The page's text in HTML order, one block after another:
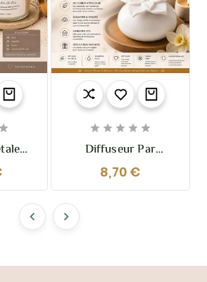

De
    
Diffuseur Par
Capillarité Narcisse –
Élégance Naturelle &
Ambiance Zen |
Sestian Nature &
8,70 €
 